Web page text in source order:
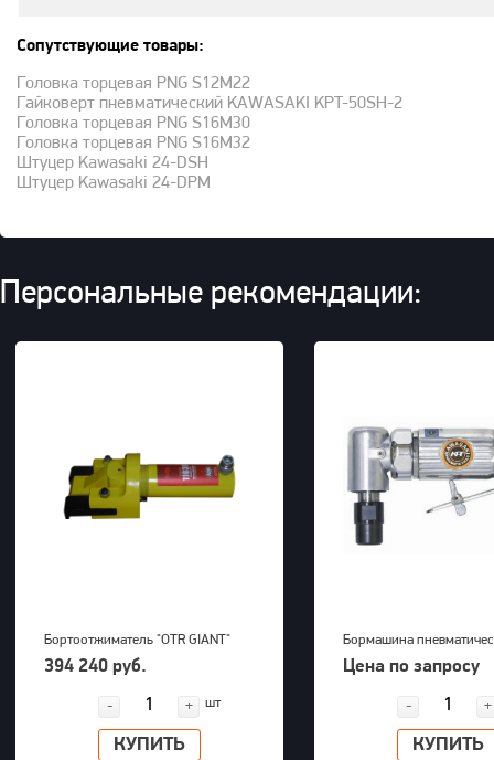
Сопутствующие товары:
Головка торцевая PNG S12M22
Гайковерт пневматический KAWASAKI KPT-50SH-2
Головка торцевая PNG S16M30
Головка торцевая PNG S16M32
Штуцер Kawasaki 24-DSH
Штуцер Kawasaki 24-DPM
Персональные рекомендации:
Бортоотжиматель "OTR GIANT"
(39-63") для 5-ти составных
394 240 руб.
- + шт
КУПИТЬ
Бормашина
Kawasaki KPT-26DGBS
Цена по запросу
- +
КУПИТЬ